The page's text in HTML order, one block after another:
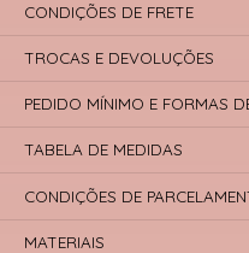
CONDIÇÕES DE FRETE
TROCAS E DEVOLUÇÕES
PEDIDO MÍNIMO E FORMAS
TABELA DE MEDIDAS
CONDIÇÕES DE
MATERIAIS